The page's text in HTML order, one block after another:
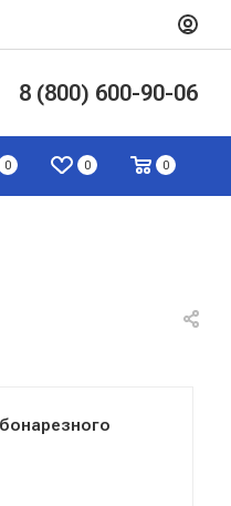
8 (800) 600-90-06
0 0 0